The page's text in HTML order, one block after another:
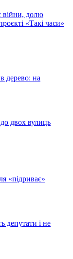
війни, долю
«Такі часи»
дерево: на
двох вулиць
«підриває»
депутати і не